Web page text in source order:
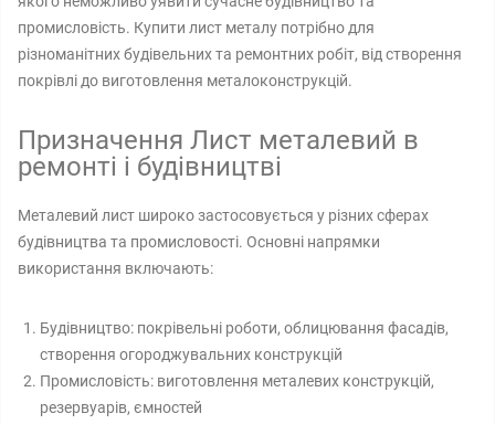
промисловість. Купити лист металу потрібно для
різноманітних будівельних та ремонтних робіт, від створення
покрівлі до виготовлення металоконструкцій.
Призначення Лист металевий в
ремонті і будівництві
Металевий лист широко застосовується у різних сферах
будівництва та промисловості. Основні напрямки
використання включають:
Будівництво: покрівельні роботи, облицювання фасадів,
створення огороджувальних конструкцій
Промисловість: виготовлення металевих конструкцій,
резервуарів, ємностей